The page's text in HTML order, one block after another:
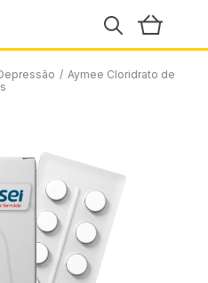
/ Aymee Cloridrato de